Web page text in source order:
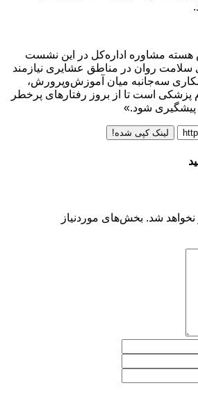
هسته مشاوره اداره‌کل در این نشست
سلامت روان در مناطق عشایری نیازمند
سه‌جانبه میان آموزش‌وپرورش،
پزشکی است تا از بروز رفتارهای پرخطر
پیشگیری شود.»
لینک کپی شده!
شد. بخش‌های موردنیاز